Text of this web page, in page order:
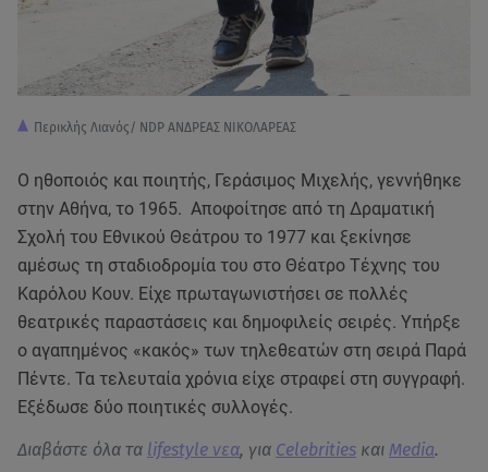
Περικλής Λιανός/ NDP ΑΝΔΡΕΑΣ ΝΙΚΟΛΑΡΕΑΣ
Ο ηθοποιός και ποιητής, Γεράσιμος Μιχελής, γεννήθηκε
στην Αθήνα, το 1965. Αποφοίτησε από τη Δραματική
Σχολή του Εθνικού Θεάτρου το 1977 και ξεκίνησε
αμέσως τη σταδιοδρομία του στο Θέατρο Τέχνης του
Καρόλου Κουν. Είχε πρωταγωνιστήσει σε πολλές
θεατρικές παραστάσεις και δημοφιλείς σειρές. Υπήρξε
ο αγαπημένος «κακός» των τηλεθεατών στη σειρά Παρά
Πέντε. Τα τελευταία χρόνια είχε στραφεί στη συγγραφή.
Εξέδωσε δύο ποιητικές συλλογές.
Διαβάστε όλα τα lifestyle νεα, για Celebrities και Media.